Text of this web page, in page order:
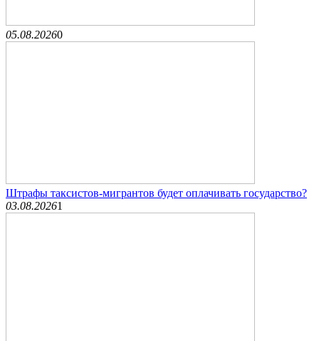
05.08.20260
Штрафы таксистов-мигрантов будет оплачивать государство?
03.08.20261